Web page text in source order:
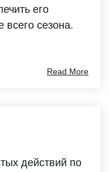
его
всего сезона.
Read More
действий по